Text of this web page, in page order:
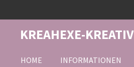
Hauptinhalt
springen
KREAHEXE-KREATIV
HOME INFORMATIONEN